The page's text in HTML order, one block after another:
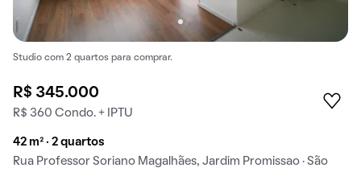
Studio com 2 quartos para comprar.
R$ 345.000
R$ 360 Condo. + IPTU
42 m² · 2 quartos
Rua Professor Soriano Magalhães, Jardim Promissao · São